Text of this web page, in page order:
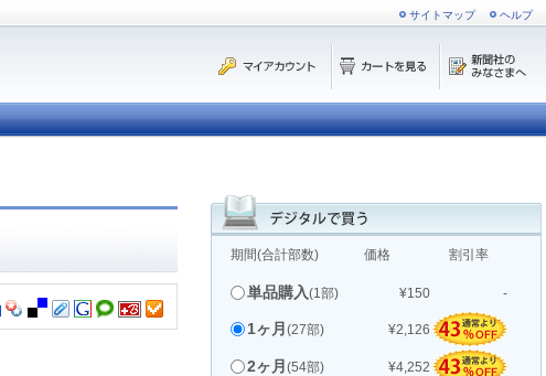
サイトマップ ヘルプ
期間(合計部数) 価格 割引率
単品購入(1部) ¥150 -
1ヶ月 (27部) ¥2,126
2ヶ月 (54部) ¥4,252